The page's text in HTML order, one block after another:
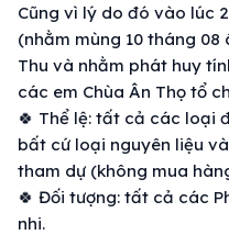
Cũng vì lý do đó vào lúc
(nhằm mùng 10 tháng 08
Thu và nhằm phát huy
các em Chùa Ân Thọ tổ
🍀 Thể lệ: tất cả các loại
bất cứ loại nguyên liệu
tham dự (không mua
🍀 Đối tượng: tất cả các
nhi.